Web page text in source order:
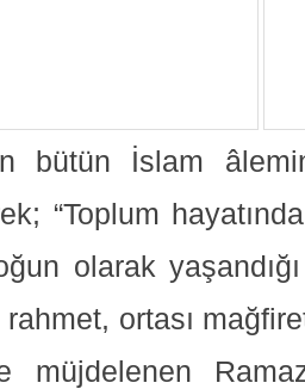
bütün İslam
“Toplum
olarak
rahmet, ortası
müjdelenen